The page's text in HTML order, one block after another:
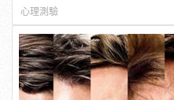
心理測驗